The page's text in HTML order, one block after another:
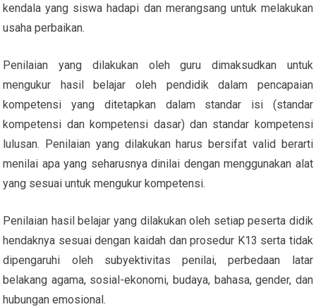
kendala yang siswa hadapi dan merangsang untuk melakukan
usaha perbaikan.
Penilaian yang dilakukan oleh guru dimaksudkan untuk
mengukur hasil belajar oleh pendidik dalam pencapaian
kompetensi yang ditetapkan dalam standar isi (standar
kompetensi dan kompetensi dasar) dan standar kompetensi
lulusan. Penilaian yang dilakukan harus bersifat valid berarti
menilai apa yang seharusnya dinilai dengan menggunakan alat
yang sesuai untuk mengukur kompetensi.
Penilaian hasil belajar yang dilakukan oleh setiap peserta didik
hendaknya sesuai dengan kaidah dan prosedur K13 serta tidak
dipengaruhi oleh subyektivitas penilai, perbedaan latar
belakang agama, sosial-ekonomi, budaya, bahasa, gender, dan
hubungan emosional.